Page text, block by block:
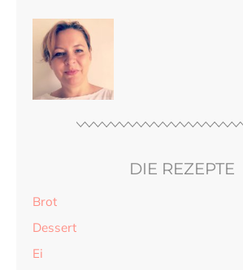
DIE REZEPTE
Brot
Dessert
Ei